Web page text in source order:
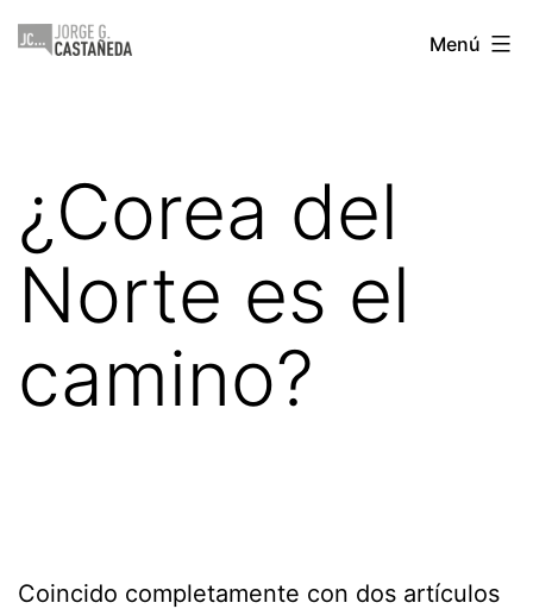
Saltar
Jorge
Menú
¿Corea del
Norte es el
camino?
Coincido completamente con dos artículos